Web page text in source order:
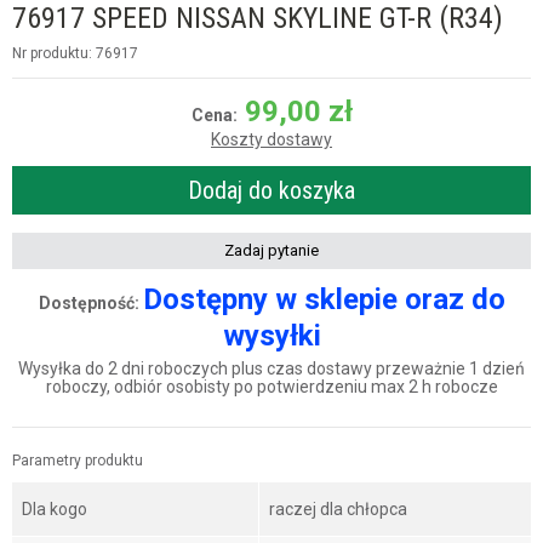
76917 SPEED NISSAN SKYLINE GT-R (R34)
Nr produktu: 76917
Cena: 99,00 zł
Koszty dostawy
Dodaj do koszyka
Zadaj pytanie
Dostępność: Dostępny w sklepie oraz do
wysyłki
Wysyłka do 2 dni roboczych plus czas dostawy przeważnie 1 dzień
roboczy, odbiór osobisty po potwierdzeniu max 2 h robocze
Parametry produktu
Dla kogo raczej dla chłopca